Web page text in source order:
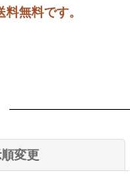
無料です。
変更